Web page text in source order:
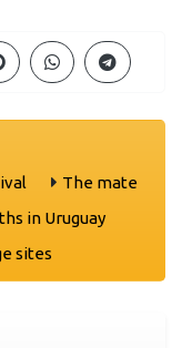
The mate
in Uruguay
sites